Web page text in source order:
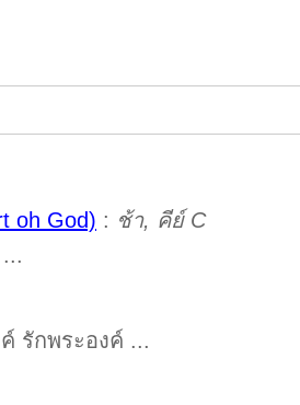
oh God) : ช้า, คีย์ C
รักพระองค์ ...